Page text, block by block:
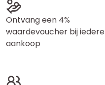
Ontvang een 4%
waardevoucher bij iedere
aankoop